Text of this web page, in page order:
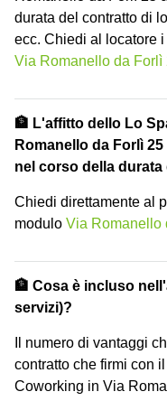
durata del contratto di
ecc. Chiedi al locatore
Via Romanello da Forlì
🏦 L'affitto dello Lo
Romanello da Forlì
nel corso della
Chiedi direttamente al
modulo Via Romanello
🏦 Cosa è incluso
servizi)?
Il numero di vantaggi
contratto che firmi con
Coworking in Via